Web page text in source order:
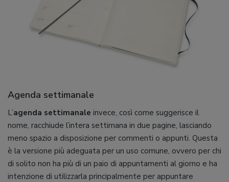
Agenda settimanale
L’agenda settimanale invece, così come suggerisce il
nome, racchiude l’intera settimana in due pagine, lasciando
meno spazio a disposizione per commenti o appunti. Questa
è la versione più adeguata per un uso comune, ovvero per chi
di solito non ha più di un paio di appuntamenti al giorno e ha
intenzione di utilizzarla principalmente per appuntare